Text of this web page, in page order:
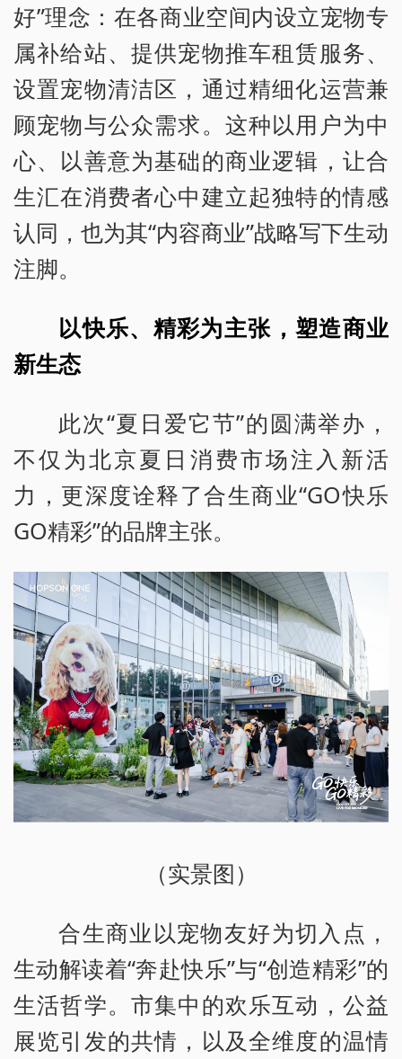
好”理念：在各商业空间内设立宠物专
属补给站、提供宠物推车租赁服务、
设置宠物清洁区，通过精细化运营兼
顾宠物与公众需求。这种以用户为中
心、以善意为基础的商业逻辑，让合
生汇在消费者心中建立起独特的情感
认同，也为其“内容商业”战略写下生动
注脚。
以快乐、精彩为主张，塑造商业
新生态
此次“夏日爱它节”的圆满举办，
不仅为北京夏日消费市场注入新活
力，更深度诠释了合生商业“GO快乐
GO精彩”的品牌主张。
（实景图）
合生商业以宠物友好为切入点，
生动解读着“奔赴快乐”与“创造精彩”的
生活哲学。市集中的欢乐互动，公益
展览引发的共情，以及全维度的温情